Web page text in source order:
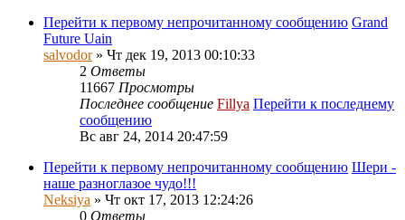
Перейти к первому непрочитанному сообщению Grand
Future Uain
salvodor» Чт дек 19, 2013 00:10:33
2 Ответы
11667 Просмотры
Последнее сообщение Fillya Перейти к последнему
сообщению
Вс авг 24, 2014 20:47:59
Перейти к первому непрочитанному сообщению Шери -
наше разноглазое чудо!!!
Neksiya » Чт окт 17, 2013 12:24:26
0 Ответы